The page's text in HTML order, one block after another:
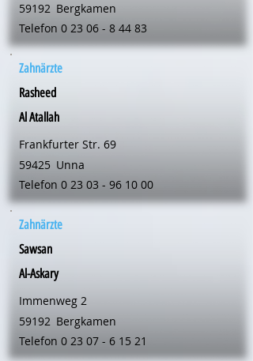
59192 Bergkamen
Telefon 0 23 06 - 8 44 83
Zahnärzte
Rasheed
Al Atallah
Frankfurter Str. 69
59425 Unna
Telefon 0 23 03 - 96 10 00
Zahnärzte
Sawsan
Al-Askary
Immenweg 2
59192 Bergkamen
Telefon 0 23 07 - 6 15 21